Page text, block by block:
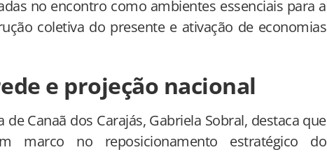
no encontro como ambientes essenciais para a
coletiva do presente e ativação de economias
e projeção nacional
Canaã dos Carajás, Gabriela Sobral, destaca que
marco no reposicionamento estratégico do